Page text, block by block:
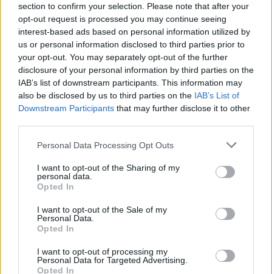
section to confirm your selection. Please note that after your
opt-out request is processed you may continue seeing
interest-based ads based on personal information utilized by
us or personal information disclosed to third parties prior to
your opt-out. You may separately opt-out of the further
disclosure of your personal information by third parties on the
IAB’s list of downstream participants. This information may
also be disclosed by us to third parties on the IAB’s List of
Downstream Participants that may further disclose it to other
Please note that this website/app uses one or more Google
not limited to your visit or usage behaviour. You may click to
grant or deny consent to Google and its third-party tags to
use your data for below specified purposes in below Google
consent section.
Personal Data Processing Opt Outs
I want to opt-out of the Sharing of my
personal data.
Opted In
I want to opt-out of the Sale of my
Personal Data.
Opted In
I want to opt-out of processing my
Personal Data for Targeted Advertising.
Opted In
Eureka Bridged PAX
Gold (Terra
(PAXG)
$4,187.30
Kinza Babylon Staked
BTC
(KBTC)
$83,270.00
(STEAKEURCV)
$100,000,000,000,000.00
Epoch Island
(EPOCH)
Stride Staked Injective